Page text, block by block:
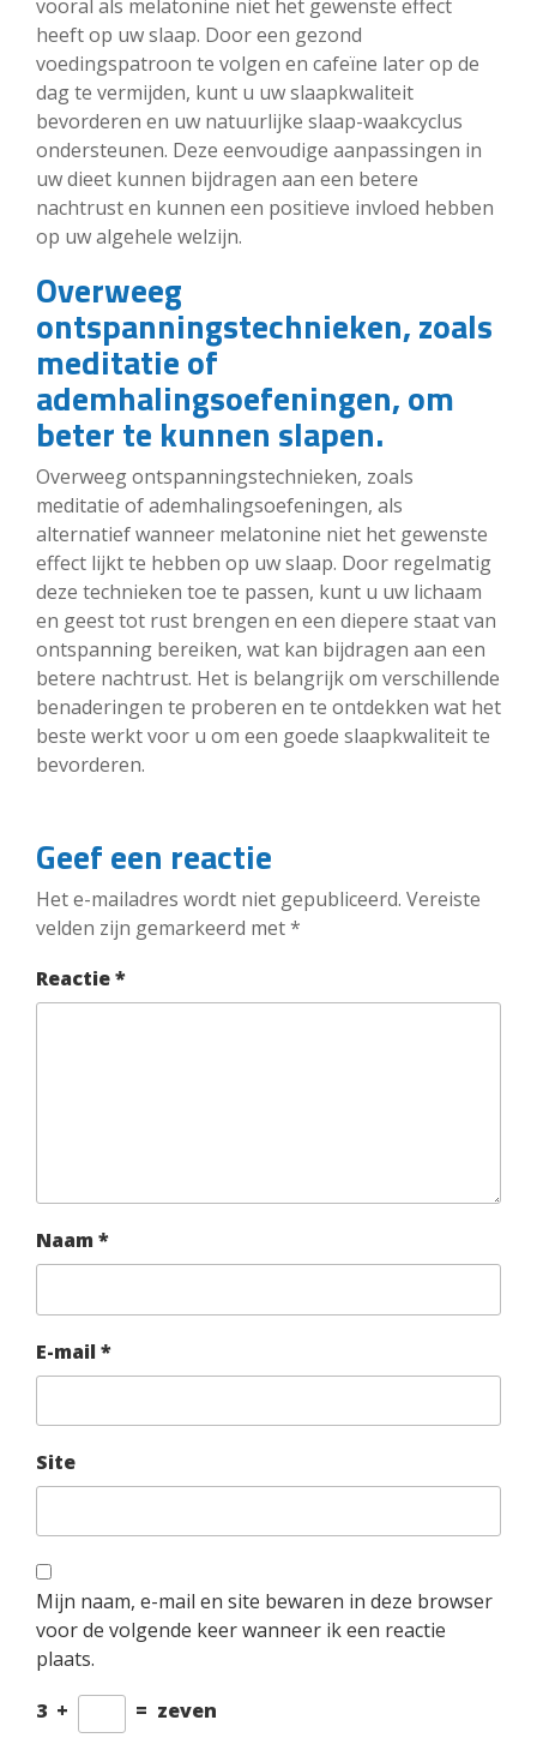
vooral als melatonine niet het gewenste effect
heeft op uw slaap. Door een gezond
voedingspatroon te volgen en cafeïne later op de
dag te vermijden, kunt u uw slaapkwaliteit
bevorderen en uw natuurlijke slaap-waakcyclus
ondersteunen. Deze eenvoudige aanpassingen in
uw dieet kunnen bijdragen aan een betere
nachtrust en kunnen een positieve invloed hebben
op uw algehele welzijn.
Overweeg
ontspanningstechnieken, zoals
meditatie of
ademhalingsoefeningen, om
beter te kunnen slapen.
Overweeg ontspanningstechnieken, zoals
meditatie of ademhalingsoefeningen, als
alternatief wanneer melatonine niet het gewenste
effect lijkt te hebben op uw slaap. Door regelmatig
deze technieken toe te passen, kunt u uw lichaam
en geest tot rust brengen en een diepere staat van
ontspanning bereiken, wat kan bijdragen aan een
betere nachtrust. Het is belangrijk om verschillende
benaderingen te proberen en te ontdekken wat het
beste werkt voor u om een goede slaapkwaliteit te
bevorderen.
Geef een reactie
Het e-mailadres wordt niet gepubliceerd. Vereiste
velden zijn gemarkeerd met*
Reactie*
Naam *
E-mail *
Site
Mijn naam, e-mail en site bewaren in deze browser
voor de volgende keer wanneer ik een reactie
plaats.
3 + = zeven